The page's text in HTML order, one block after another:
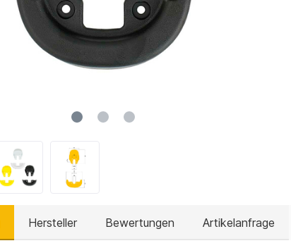
Hersteller Bewertungen Artikelanfrage